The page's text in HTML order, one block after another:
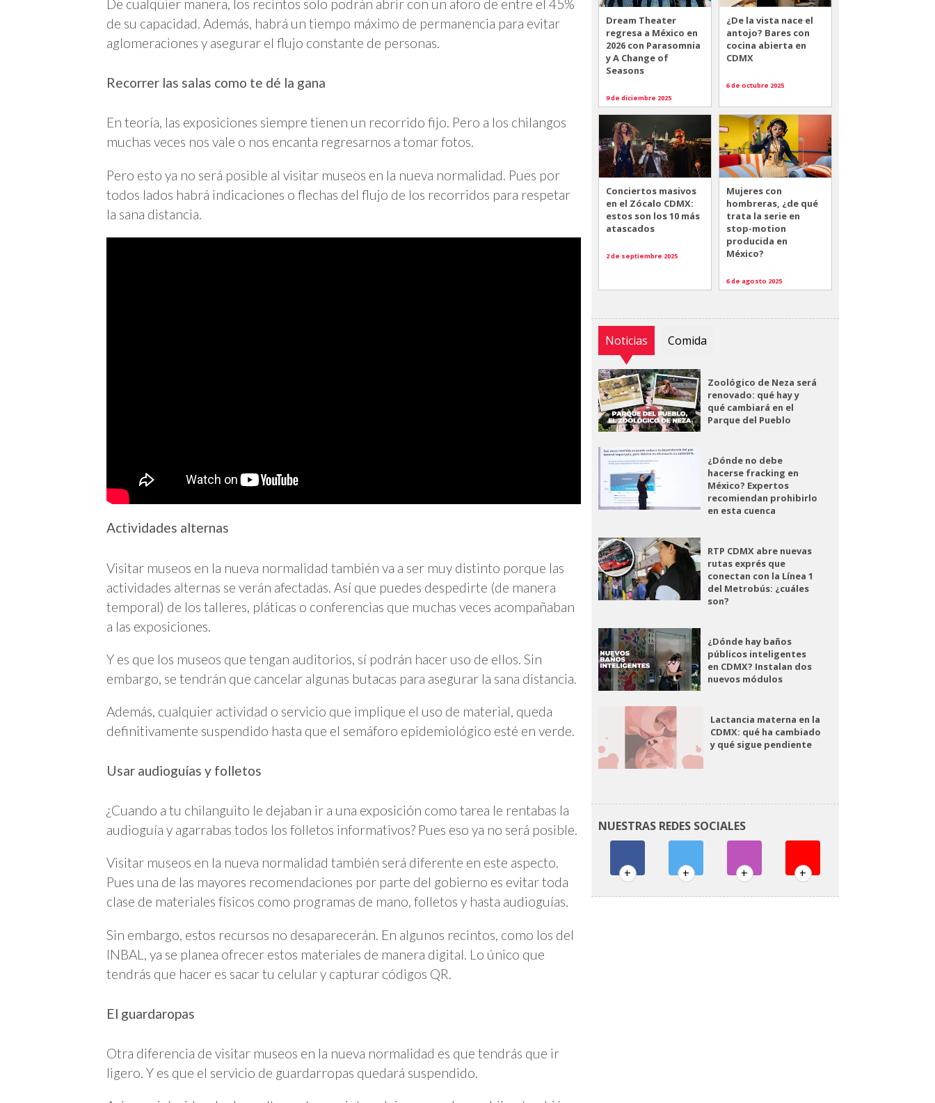
De cualquier manera, los recintos solo podrán abrir con un aforo de entre el 45%
de su capacidad. Además, habrá un tiempo máximo de permanencia para evitar
aglomeraciones y asegurar el flujo constante de personas.
Recorrer las salas como te dé la gana
En teoría, las exposiciones siempre tienen un recorrido fijo. Pero a los chilangos
muchas veces nos vale o nos encanta regresarnos a tomar fotos.
Pero esto ya no será posible al visitar museos en la nueva normalidad. Pues por
todos lados habrá indicaciones o flechas del flujo de los recorridos para respetar
la sana distancia.
Actividades alternas
Visitar museos en la nueva normalidad también va a ser muy distinto porque las
actividades alternas se verán afectadas. Así que puedes despedirte (de manera
temporal) de los talleres, pláticas o conferencias que muchas veces acompañaban
a las exposiciones.
Y es que los museos que tengan auditorios, sí podrán hacer uso de ellos. Sin
embargo, se tendrán que cancelar algunas butacas para asegurar la sana distancia.
Además, cualquier actividad o servicio que implique el uso de material, queda
definitivamente suspendido hasta que el semáforo epidemiológico esté en verde.
Usar audioguías y folletos
¿Cuando a tu chilanguito le dejaban ir a una exposición como tarea le rentabas la
audioguía y agarrabas todos los folletos informativos? Pues eso ya no será posible.
Visitar museos en la nueva normalidad también será diferente en este aspecto.
Pues una de las mayores recomendaciones por parte del gobierno es evitar toda
clase de materiales físicos como programas de mano, folletos y hasta audioguías.
Sin embargo, estos recursos no desaparecerán. En algunos recintos, como los del
INBAL, ya se planea ofrecer estos materiales de manera digital. Lo único que
tendrás que hacer es sacar tu celular y capturar códigos QR.
El guardaropas
Otra diferencia de visitar museos en la nueva normalidad es que tendrás que ir
ligero. Y es que el servicio de guardarropas quedará suspendido.
Dream Theater
regresa a México en
2026 con Parasomnia
y A Change of
Seasons
9 de diciembre 2025
¿De la vista nace el
antojo? Bares con
cocina abierta en
CDMX
6 de octubre 2025
Conciertos masivos
en el Zócalo CDMX:
estos son los 10 más
atascados
2 de septiembre 2025
Mujeres con
hombreras, ¿de qué
trata la serie en
stop-motion
producida en
México?
6 de agosto 2025
Noticias Comida
Zoológico de Neza será
renovado: qué hay y
qué cambiará en el
Parque del Pueblo
¿Dónde no debe
hacerse fracking en
México? Expertos
recomiendan prohibirlo
en esta cuenca
RTP CDMX abre nuevas
rutas exprés que
conectan con la Línea 1
del Metrobús: ¿cuáles
son?
¿Dónde hay baños
públicos inteligentes
en CDMX? Instalan dos
nuevos módulos
Lactancia materna en la
CDMX: qué ha cambiado
y qué sigue pendiente
NUESTRAS REDES SOCIALES
+ + + +